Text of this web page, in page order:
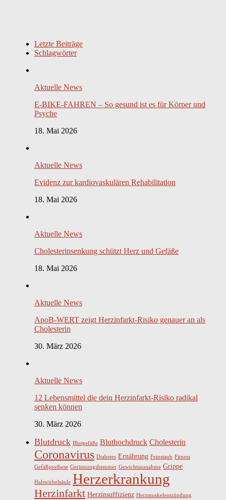
Letzte Beiträge
Schlagwörter
Aktuelle News
E-BIKE-FAHREN – So gesund ist es für Körper und
Psyche
18. Mai 2026
Aktuelle News
Evidenz zur kardiovaskulären Rehabilitation
18. Mai 2026
Aktuelle News
Cholesterinsenkung schützt Herz und Gefäße
18. Mai 2026
Aktuelle News
ApoB-WERT zeigt Herzinfarkt-Risiko genauer an als
Cholesterin
30. März 2026
Aktuelle News
12 Lebensmittel die dein Herzinfarkt-Risiko radikal
senken können
30. März 2026
Blutdruck Blutgefäße Bluthochdruck Cholesterin
Coronavirus Diabetes Ernährung Feinstaub Fitness
Gefäßprothese Gerinnungshemmer Gewichtszunahme Grippe
Halswirbelsäule Herzerkrankung
Herzinfarkt Herzinsuffizienz Herzmuskelentzündung